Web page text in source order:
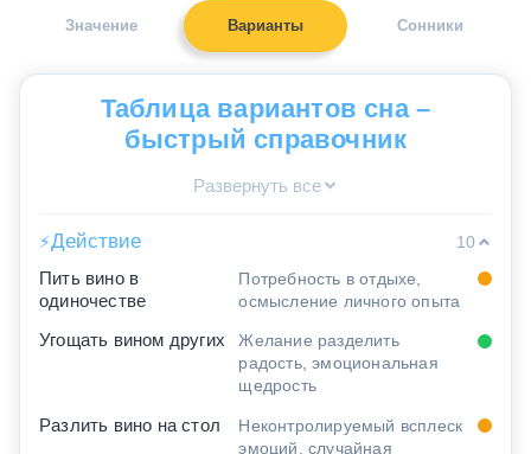
Значение Варианты Сонники
Таблица вариантов сна –
быстрый справочник
Развернуть все
⚡Действие
10
Пить вино в
одиночестве
Потребность в отдыхе,
осмысление личного опыта
Угощать вином других
Желание разделить
радость, эмоциональная
щедрость
Разлить вино на стол
Неконтролируемый всплеск
эмоций, случайная